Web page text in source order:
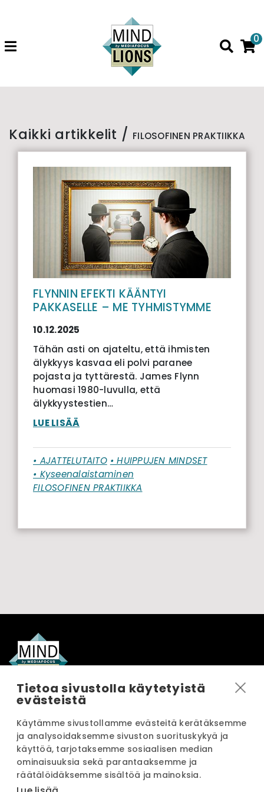
0
Kaikki artikkelit / FILOSOFINEN PRAKTIIKKA
FLYNNIN EFEKTI KÄÄNTYI
PAKKASELLE – ME TYHMISTYMME
10.12.2025
Tähän asti on ajateltu, että ihmisten
älykkyys kasvaa eli polvi paranee
pojasta ja tyttärestä. James Flynn
huomasi 1980-luvulla, että
älykkyystestien…
LUE LISÄÄ
• AJATTELUTAITO • HUIPPUJEN MINDSET
• Kyseenalaistaminen
FILOSOFINEN PRAKTIIKKA
INFO
SOME
Tietoa sivustolla käytetyistä
evästeistä
Käytämme sivustollamme evästeitä kerätäksemme
ja analysoidaksemme sivuston suorituskykyä ja
käyttöä, tarjotaksemme sosiaalisen median
ominaisuuksia sekä parantaaksemme ja
räätälöidäksemme sisältöä ja mainoksia.